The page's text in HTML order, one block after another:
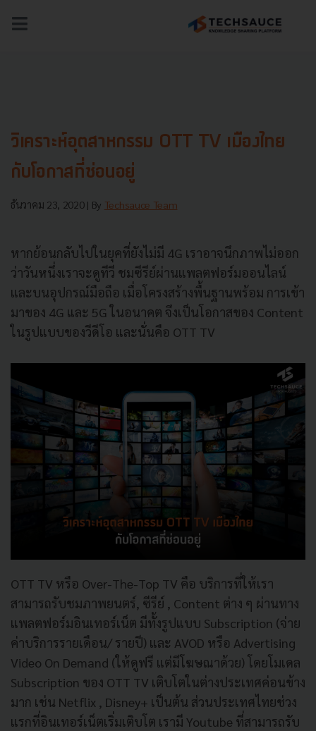
NEWS HEALTHTECH
วิเคราะห์อุตสาหกรรม OTT TV เมืองไทย
กับโอกาสที่ซ่อนอยู่
ธันวาคม 23, 2020 | By Techsauce Team
หากย้อนกลับไปในยุคที่ยังไม่มี 4G เราอาจนึกภาพไม่ออก
ว่าวันหนึ่งเราจะดูทีวี ชมซีรีย์ผ่านแพลตฟอร์มออนไลน์
และบนอุปกรณ์มือถือ เมื่อโครงสร้างพื้นฐานพร้อม การเข้า
มาของ 4G และ 5G ในอนาคต จึงเป็นโอกาสของ Content
ในรูปแบบของวีดีโอ และนั่นคือ OTT TV
OTT TV หรือ Over-The-Top TV คือ บริการที่ให้เรา
สามารถรับชมภาพยนตร์, ซีรีย์ , Content ต่าง ๆ ผ่านทาง
แพลตฟอร์มอินเทอร์เน็ต มีทั้งรูปแบบ Subscription (จ่าย
ค่าบริการรายเดือน/ รายปี) และ AVOD หรือ Advertising
Video On Demand (ให้ดูฟรี แต่มีโฆษณาด้วย) โดยโมเดล
Subscription ของ OTT TV เติบโตในต่างประเทศค่อนข้าง
มาก เช่น Netflix , Disney+ เป็นต้น ส่วนประเทศไทยช่วง
แรกที่อินเทอร์เน็ตเริ่มเติบโต เรามี Youtube ที่สามารถรับ